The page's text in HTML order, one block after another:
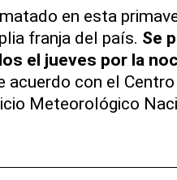
en esta
franja del país. Se
el jueves por la
acuerdo con el
Meteorológico